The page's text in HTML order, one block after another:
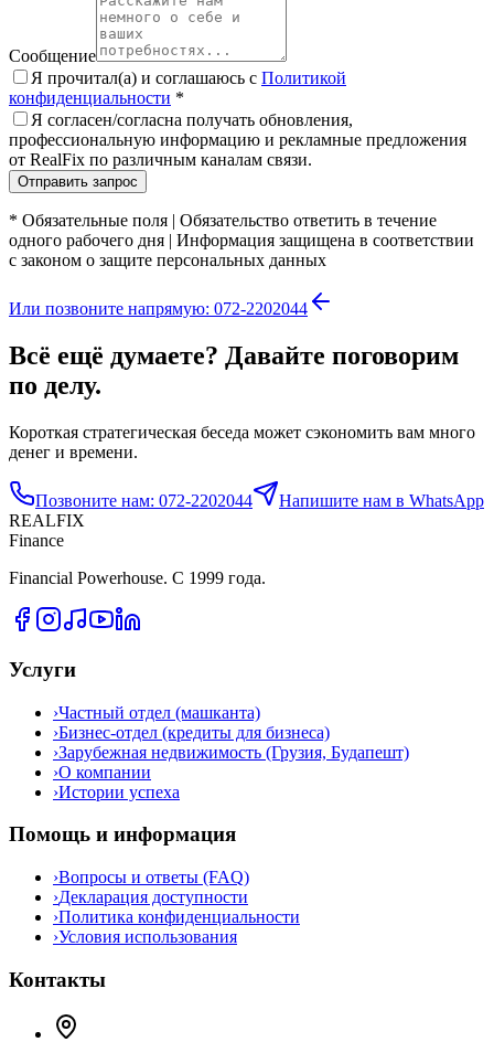
Сообщение
Я прочитал(а) и соглашаюсь с Политикой
конфиденциальности *
Я согласен/согласна получать обновления,
профессиональную информацию и рекламные предложения
от RealFix по различным каналам связи.
Отправить запрос
* Обязательные поля | Обязательство ответить в течение
одного рабочего дня | Информация защищена в соответствии
с законом о защите персональных данных
Или позвоните напрямую: 072-2202044
Всё ещё думаете? Давайте поговорим
по делу.
Короткая стратегическая беседа может сэкономить вам много
денег и времени.
Позвоните нам: 072-2202044
Напишите нам в WhatsApp
REALFIX
Finance
Financial Powerhouse. С 1999 года.
Услуги
›Частный отдел (машканта)
›Бизнес-отдел (кредиты для бизнеса)
›Зарубежная недвижимость (Грузия, Будапешт)
›О компании
›Истории успеха
Помощь и информация
›Вопросы и ответы (FAQ)
›Декларация доступности
›Политика конфиденциальности
›Условия использования
Контакты